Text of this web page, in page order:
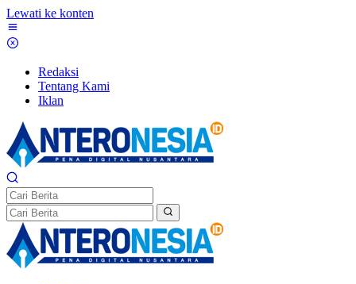
Lewati ke konten
Redaksi
Tentang Kami
Iklan